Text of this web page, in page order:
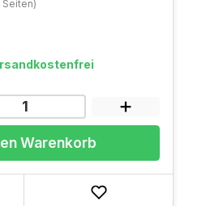
Seiten)
Warenkorb